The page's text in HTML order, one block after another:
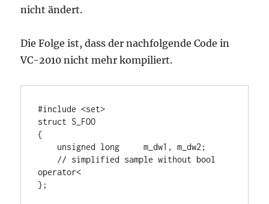
nicht ändert.
Die Folge ist, dass der nachfolgende Code in
VC-2010 nicht mehr kompiliert.
#include <set>
struct S_FOO
{
unsigned long     m_dw1, m_dw2;
operator<
};